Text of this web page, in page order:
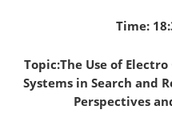
Time:
Topic:The Use of
Systems in Search and
Perspectives